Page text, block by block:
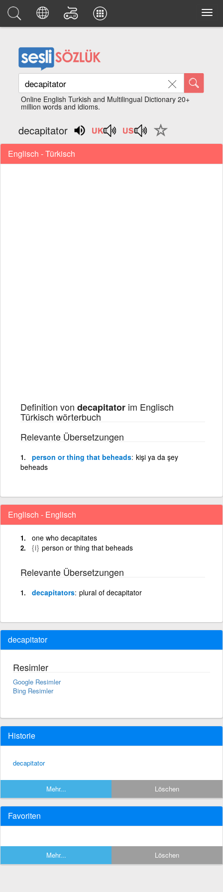
Online English Turkish and Multilingual Dictionary 20+
million words and idioms.
decapitator
Englisch - Türkisch
Definition von decapitator im Englisch
Türkisch wörterbuch
Relevante Übersetzungen
person or thing that beheads kişi ya da şey
beheads
Englisch - Englisch
one who decapitates
{i} person or thing that beheads
Relevante Übersetzungen
decapitators plural of decapitator
decapitator
Resimler
Google Resimler
Bing Resimler
Historie
decapitator
Mehr... Löschen
Favoriten
Mehr... Löschen